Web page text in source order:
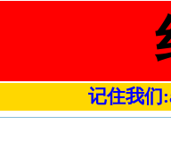
记住我们